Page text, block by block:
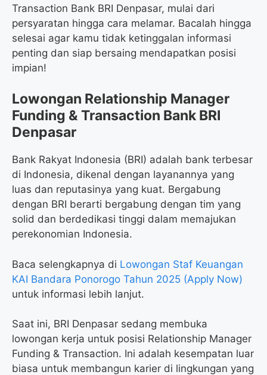
Transaction Bank BRI Denpasar, mulai dari
persyaratan hingga cara melamar. Bacalah hingga
selesai agar kamu tidak ketinggalan informasi
penting dan siap bersaing mendapatkan posisi
impian!
Lowongan Relationship Manager
Funding & Transaction Bank BRI
Denpasar
Bank Rakyat Indonesia (BRI) adalah bank terbesar
di Indonesia, dikenal dengan layanannya yang
luas dan reputasinya yang kuat. Bergabung
dengan BRI berarti bergabung dengan tim yang
solid dan berdedikasi tinggi dalam memajukan
perekonomian Indonesia.
Baca selengkapnya di Lowongan Staf Keuangan
KAI Bandara Ponorogo Tahun 2025 (Apply Now)
untuk informasi lebih lanjut.
Saat ini, BRI Denpasar sedang membuka
lowongan kerja untuk posisi Relationship Manager
Funding & Transaction. Ini adalah kesempatan luar
biasa untuk membangun karier di lingkungan yang